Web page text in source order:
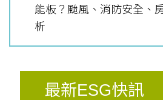
能板？颱風、消防安全、
析
最新ESG快訊